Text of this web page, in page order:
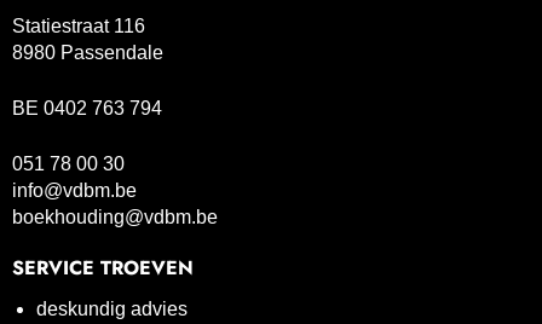
Statiestraat 116
8980 Passendale
BE 0402 763 794
051 78 00 30
info@vdbm.be
boekhouding@vdbm.be
SERVICE TROEVEN
deskundig advies